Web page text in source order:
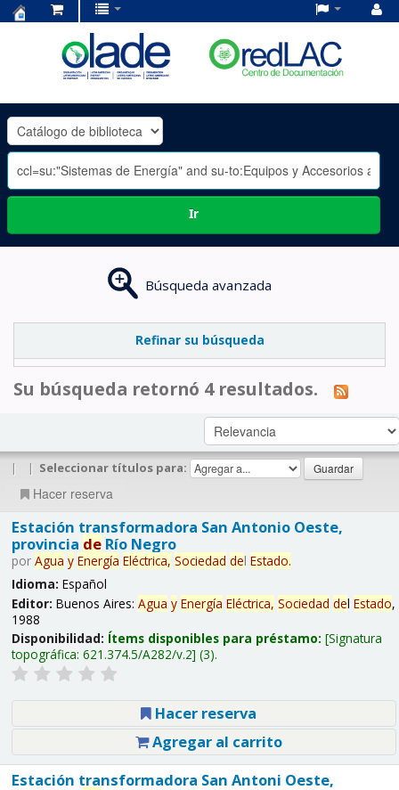
OLADE
-
Ir
Búsqueda avanzada
Refinar su búsqueda
Su búsqueda retornó 4 resultados.
| | Seleccionar títulos para:
Hacer reserva
Estación transformadora San Antonio Oeste,
provincia deRío Negro
por Agua y Energía Eléctrica, Sociedad del Estado.
Idioma: Español
Editor: Buenos Aires: Agua y Energía Eléctrica, Sociedad del Estado,
1988
Disponibilidad: Ítems disponibles para préstamo: Signatura
topográfica: 621.374.5/A282/v.2 (3).
Hacer reserva
Agregar al carrito
Estación transformadora San Antoni Oeste,